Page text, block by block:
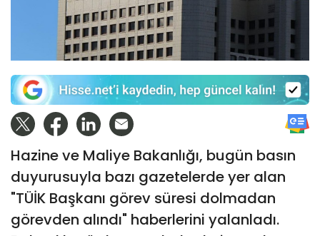
Hazine ve Maliye Bakanlığı, bugün basın
duyurusuyla bazı gazetelerde yer alan
"TÜİK Başkanı görev süresi dolmadan
görevden alındı" haberlerini yalanladı.